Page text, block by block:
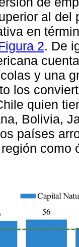
al
en
2. De
y una
los
quien
Bolivia,
países
como